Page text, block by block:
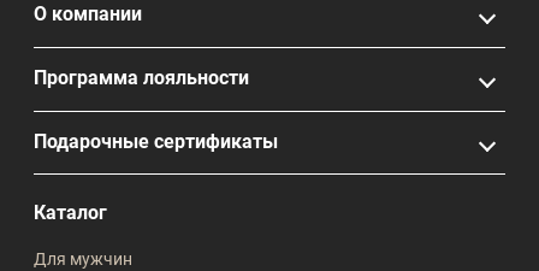
О компании
Программа лояльности
Подарочные сертификаты
Каталог
Для мужчин